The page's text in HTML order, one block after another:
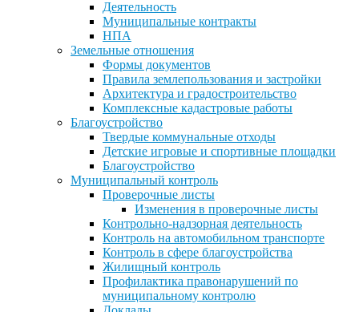
Деятельность
Муниципальные контракты
НПА
Земельные отношения
Формы документов
Правила землепользования и застройки
Архитектура и градостроительство
Комплексные кадастровые работы
Благоустройство
Твердые коммунальные отходы
Детские игровые и спортивные площадки
Благоустройство
Муниципальный контроль
Проверочные листы
Изменения в проверочные листы
Контрольно-надзорная деятельность
Контроль на автомобильном транспорте
Контроль в сфере благоустройства
Жилищный контроль
Профилактика правонарушений по
муниципальному контролю